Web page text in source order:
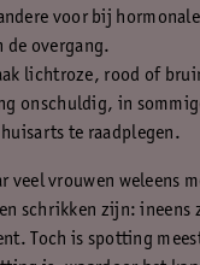
voor bij
de overgang.
lichtroze, rood of
onschuldig, in
te raadplegen.
veel vrouwen weleens
schrikken zijn:
Toch is spotting